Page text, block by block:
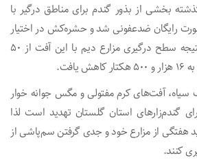
بخشی از بذور گندم برای مناطق درگیر با
رایگان ضدعفونی شد و حشره‌کش در اختیار
کشاورزان قرار گرفت در نتیجه سطح درگیری مزارع دیم با این آفت از ۵۰
آفت‌های کرم مفتولی و مگس جوانه خوار
گندم‌زارهای استان گلستان تهدید است لذا
هفتگی از مزارع خود و جدی گرفتن سم‌پاشی از
کنند.